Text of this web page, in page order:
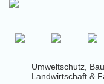
Umweltschutz,
Landwirtschaft &